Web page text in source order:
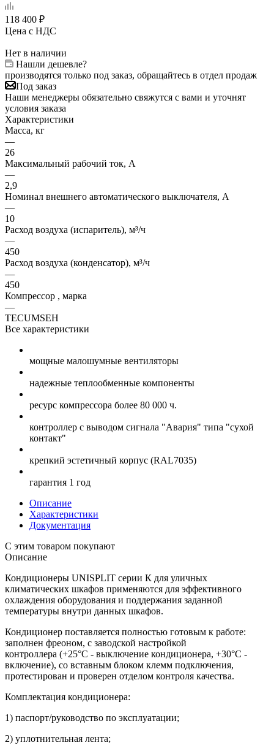
118 400 ₽
Цена с НДС
Нет в наличии
Нашли дешевле?
производятся только под заказ, обращайтесь в отдел продаж
Под заказ
Наши менеджеры обязательно свяжутся с вами и уточнят
условия заказа
Характеристики
Масса, кг
—
26
Максимальный рабочий ток, А
—
2,9
Номинал внешнего автоматического выключателя, А
—
10
Расход воздуха (испаритель), м³/ч
—
450
Расход воздуха (конденсатор), м³/ч
—
450
Компрессор , марка
—
TECUMSEH
Все характеристики
мощные малошумные вентиляторы
надежные теплообменные компоненты
ресурс компрессора более 80 000 ч.
контроллер с выводом сигнала "Авария" типа "сухой
контакт"
крепкий эстетичный корпус (RAL7035)
гарантия 1 год
Описание
Характеристики
Документация
С этим товаром покупают
Описание
Кондиционеры UNISPLIT серии К для уличных
климатических шкафов применяются для эффективного
охлаждения оборудования и поддержания заданной
температуры внутри данных шкафов.
Кондиционер поставляется полностью готовым к работе:
заполнен фреоном, с заводской настройкой
контроллера (+25°С - выключение кондиционера, +30°С -
включение), со вставным блоком клемм подключения,
протестирован и проверен отделом контроля качества.
Комплектация кондиционера:
1) паспорт/руководство по эксплуатации;
2) уплотнительная лента;